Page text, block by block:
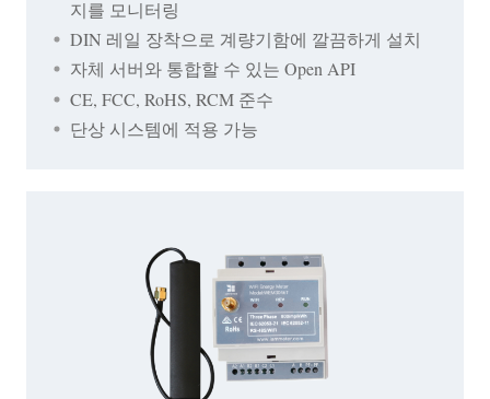
지를 모니터링
DIN 레일 장착으로 계량기함에 깔끔하게 설치
자체 서버와 통합할 수 있는 Open API
CE, FCC, RoHS, RCM 준수
단상 시스템에 적용 가능